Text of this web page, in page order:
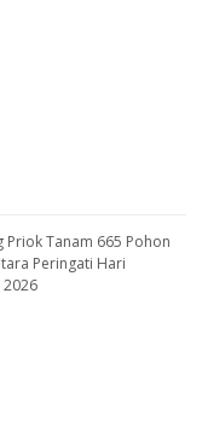
Priok Tanam 665 Pohon
Peringati Hari
2026